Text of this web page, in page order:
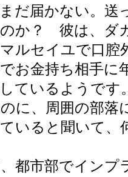
だ届かない。送
か？ 彼は、ダ
ルセイユで口腔
お金持ち相手に
ているようで
に、周囲の部落
いると聞いて、
都市部でインプ